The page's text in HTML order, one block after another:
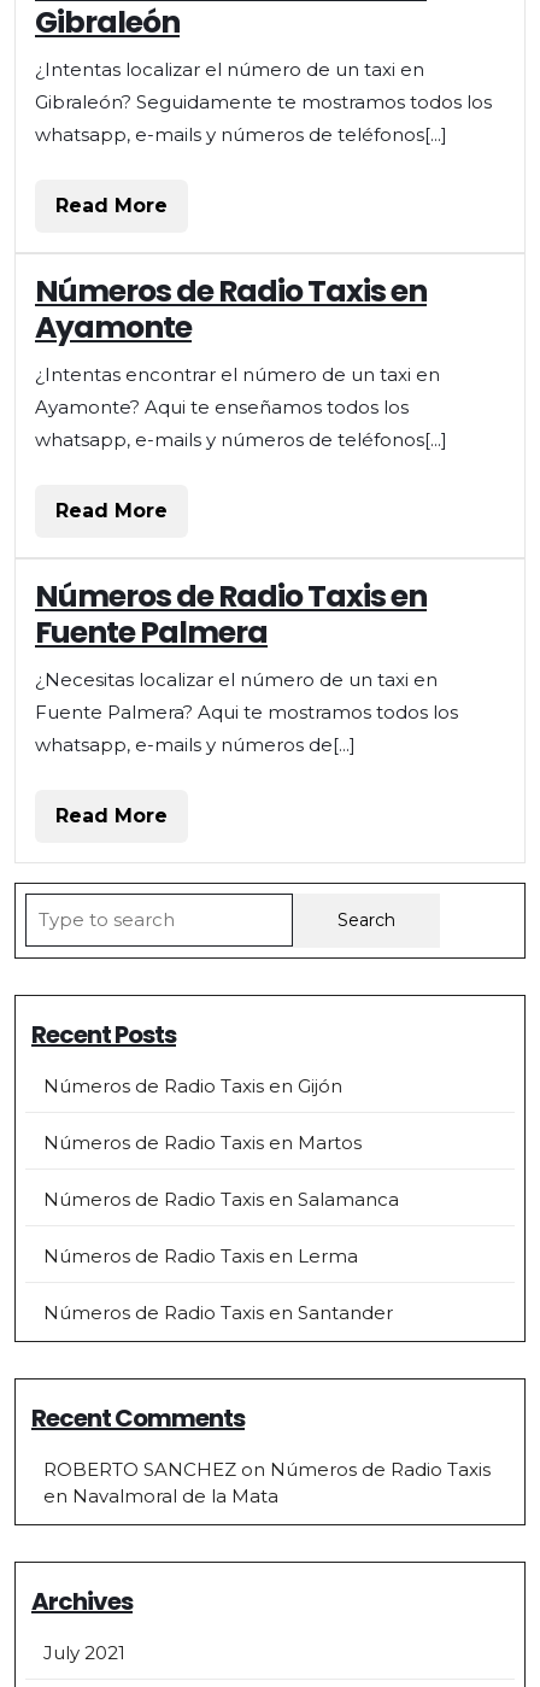
Gibraleón
¿Intentas localizar el número de un taxi en
Gibraleón? Seguidamente te mostramos todos los
whatsapp, e-mails y números de teléfonos[...]
Read More
Números de Radio Taxis en
Ayamonte
¿Intentas encontrar el número de un taxi en
Ayamonte? Aqui te enseñamos todos los
whatsapp, e-mails y números de teléfonos[...]
Read More
Números de Radio Taxis en
Fuente Palmera
¿Necesitas localizar el número de un taxi en
Fuente Palmera? Aqui te mostramos todos los
whatsapp, e-mails y números de[...]
Read More
for:
Recent Posts
Números de Radio Taxis en Gijón
Números de Radio Taxis en Martos
Números de Radio Taxis en Salamanca
Números de Radio Taxis en Lerma
Números de Radio Taxis en Santander
Recent Comments
ROBERTO SANCHEZ on Números de Radio Taxis
en Navalmoral de la Mata
Archives
July 2021